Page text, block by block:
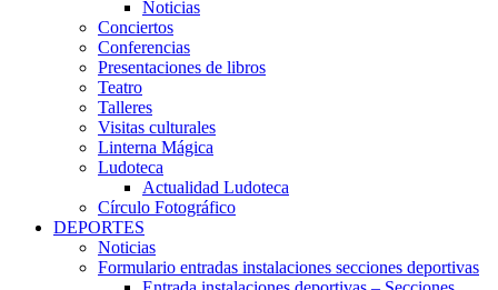
Noticias
Conciertos
Conferencias
Presentaciones de libros
Teatro
Talleres
Visitas culturales
Linterna Mágica
Ludoteca
Actualidad Ludoteca
Círculo Fotográfico
DEPORTES
Noticias
Formulario entradas instalaciones secciones deportivas